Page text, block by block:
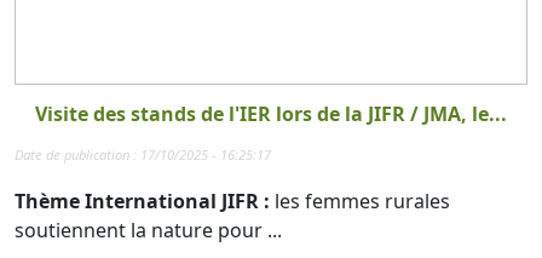
Visite des stands de l'IER lors de la JIFR / JMA, le...
Date de publication : 17/10/2025 - 16:25:17
Thème International JIFR : les femmes rurales
soutiennent la nature pour ...